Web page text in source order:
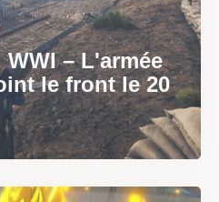
– L'armée
le front le 20